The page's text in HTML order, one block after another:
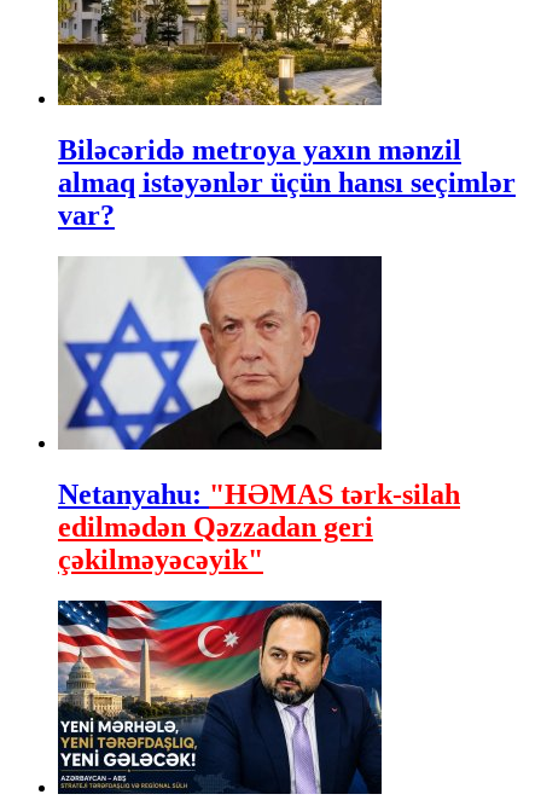
Biləcəridə metroya yaxın mənzil
almaq istəyənlər üçün hansı seçimlər
var?
Netanyahu: "HƏMAS tərk-silah
edilmədən Qəzzadan geri
çəkilməyəcəyik"